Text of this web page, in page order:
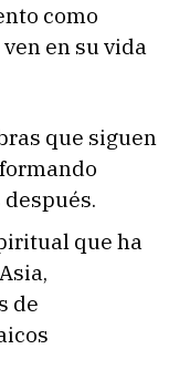
como
en su vida
que siguen
que ha
de